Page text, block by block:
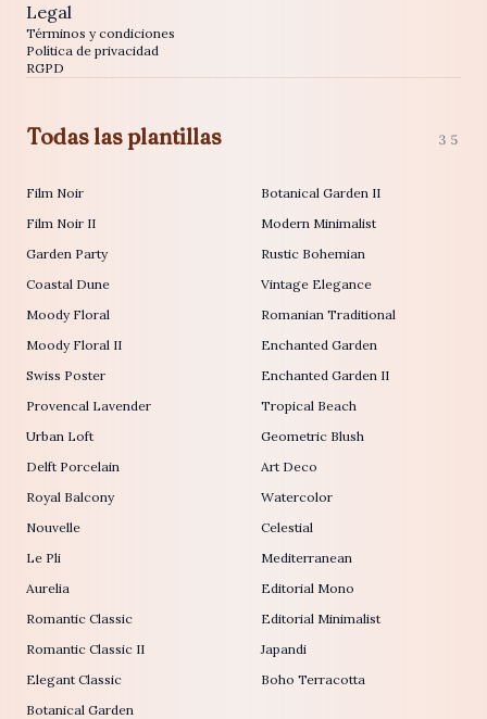
Legal
Términos y condiciones
Política de privacidad
RGPD
Todas las plantillas 35
Film Noir
Film Noir II
Garden Party
Coastal Dune
Moody Floral
Moody Floral II
Swiss Poster
Provencal Lavender
Urban Loft
Delft Porcelain
Royal Balcony
Nouvelle
Le Pli
Aurelia
Romantic Classic
Romantic Classic II
Elegant Classic
Botanical Garden
Botanical Garden II
Modern Minimalist
Rustic Bohemian
Vintage Elegance
Romanian Traditional
Enchanted Garden
Enchanted Garden II
Tropical Beach
Geometric Blush
Art Deco
Watercolor
Celestial
Mediterranean
Editorial Mono
Editorial Minimalist
Japandi
Boho Terracotta